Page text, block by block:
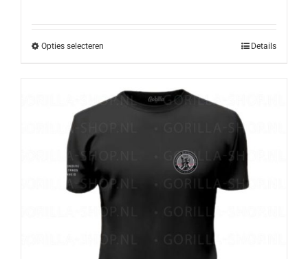
Opties selecteren Details